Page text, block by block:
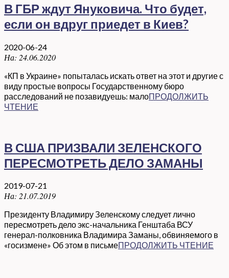
В ГБР ждут Януковича. Что будет,
если он вдруг приедет в Киев?
2020-06-24
На: 24.06.2020
«КП в Украине» попыталась искать ответ на этот и другие с
виду простые вопросы Государственному бюро
расследований не позавидуешь: малоПРОДОЛЖИТЬ
ЧТЕНИЕ
В США ПРИЗВАЛИ ЗЕЛЕНСКОГО
ПЕРЕСМОТРЕТЬ ДЕЛО ЗАМАНЫ
2019-07-21
На: 21.07.2019
Президенту Владимиру Зеленскому следует лично
пересмотреть дело экс-начальника Генштаба ВСУ
генерал-полковника Владимира Заманы, обвиняемого в
«госизмене» Об этом в письмеПРОДОЛЖИТЬ ЧТЕНИЕ